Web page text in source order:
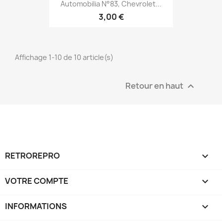
Automobilia N°83, Chevrolet...
3,00 €
Affichage 1-10 de 10 article(s)
Retour en haut 
RETROREPRO 
VOTRE COMPTE 
INFORMATIONS keyboard_arrow_down